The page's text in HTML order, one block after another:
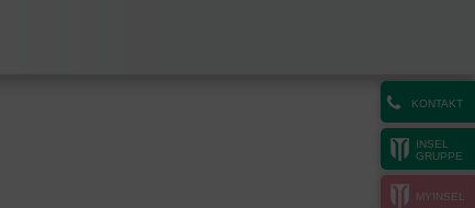
KONTAKT
INSEL
GRUPPE
MYINSEL